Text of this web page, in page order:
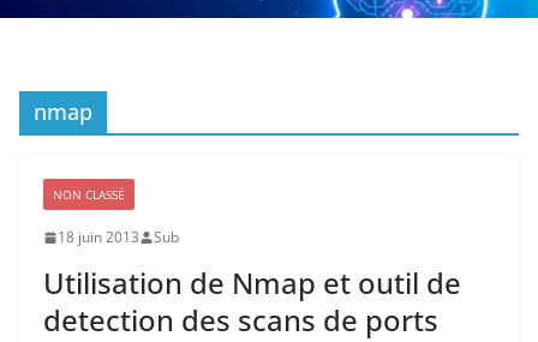
nmap
NON CLASSÉ
18 juin 2013 Sub
Utilisation de Nmap et outil de
detection des scans de ports